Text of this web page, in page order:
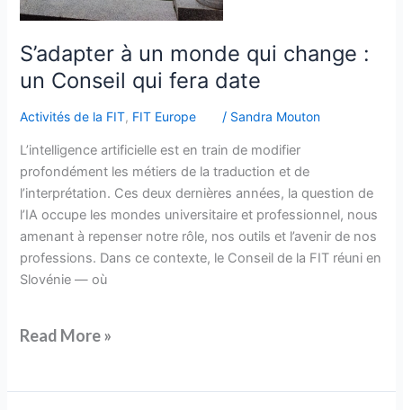
S’adapter à un monde qui change :
un Conseil qui fera date
Activités de la FIT, FIT Europe / Sandra Mouton
L’intelligence artificielle est en train de modifier
profondément les métiers de la traduction et de
l’interprétation. Ces deux dernières années, la question de
l’IA occupe les mondes universitaire et professionnel, nous
amenant à repenser notre rôle, nos outils et l’avenir de nos
professions. Dans ce contexte, le Conseil de la FIT réuni en
Slovénie — où
Read More »